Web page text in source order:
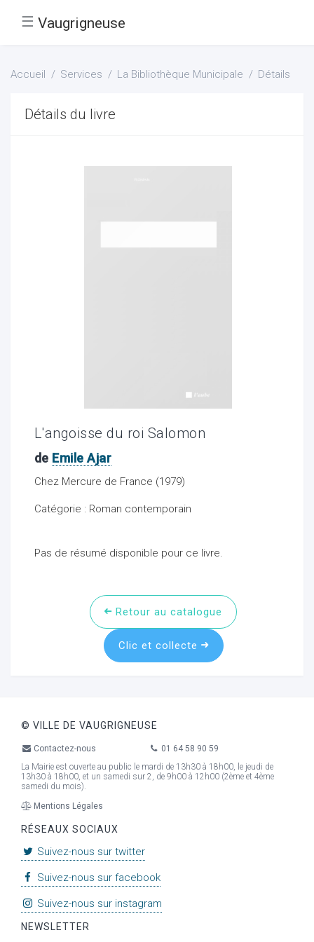
☰ Vaugrigneuse
Accueil Services La Bibliothèque Municipale Détails
Détails du livre
L'angoisse du roi Salomon
de Emile Ajar
Chez Mercure de France (1979)
Catégorie : Roman contemporain
Pas de résumé disponible pour ce livre.
Retour au catalogue
Clic et collecte
© VILLE DE VAUGRIGNEUSE
Contactez-nous
01 64 58 90 59
La Mairie est ouverte au public le mardi de 13h30 à 18h00, le jeudi de
13h30 à 18h00, et un samedi sur 2, de 9h00 à 12h00 (2ème et 4ème
samedi du mois).
Mentions Légales
RÉSEAUX SOCIAUX
Suivez-nous sur twitter
Suivez-nous sur facebook
Suivez-nous sur instagram
NEWSLETTER